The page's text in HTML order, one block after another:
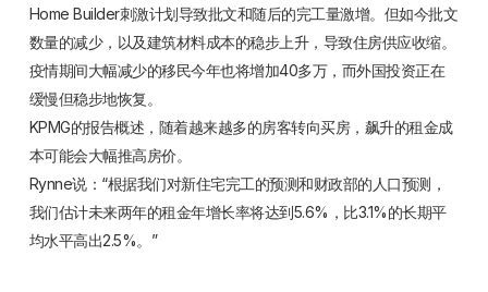
Home Builder刺激计划导致批文和随后的完工量激增。但如今批文
数量的减少，以及建筑材料成本的稳步上升，导致住房供应收缩。
疫情期间大幅减少的移民今年也将增加40多万，而外国投资正在
缓慢但稳步地恢复。
KPMG的报告概述，随着越来越多的房客转向买房，飙升的租金成
本可能会大幅推高房价。
Rynne说：“根据我们对新住宅完工的预测和财政部的人口预测，
我们估计未来两年的租金年增长率将达到5.6%，比3.1%的长期平
均水平高出2.5%。”